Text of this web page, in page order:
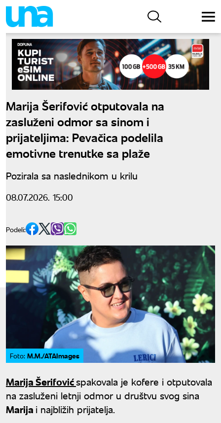
Marija Šerifović otputovala na
zasluženi odmor sa sinom i
prijateljima: Pevačica podelila
emotivne trenutke sa plaže
Pozirala sa naslednikom u krilu
08.07.2026. 15:00
Podeli:
Foto: M.M./ATAImages
Marija Šerifovićspakovala je kofere i otputovala
na zasluženi letnji odmor u društvu svog sina
Marija i najbližih prijatelja.